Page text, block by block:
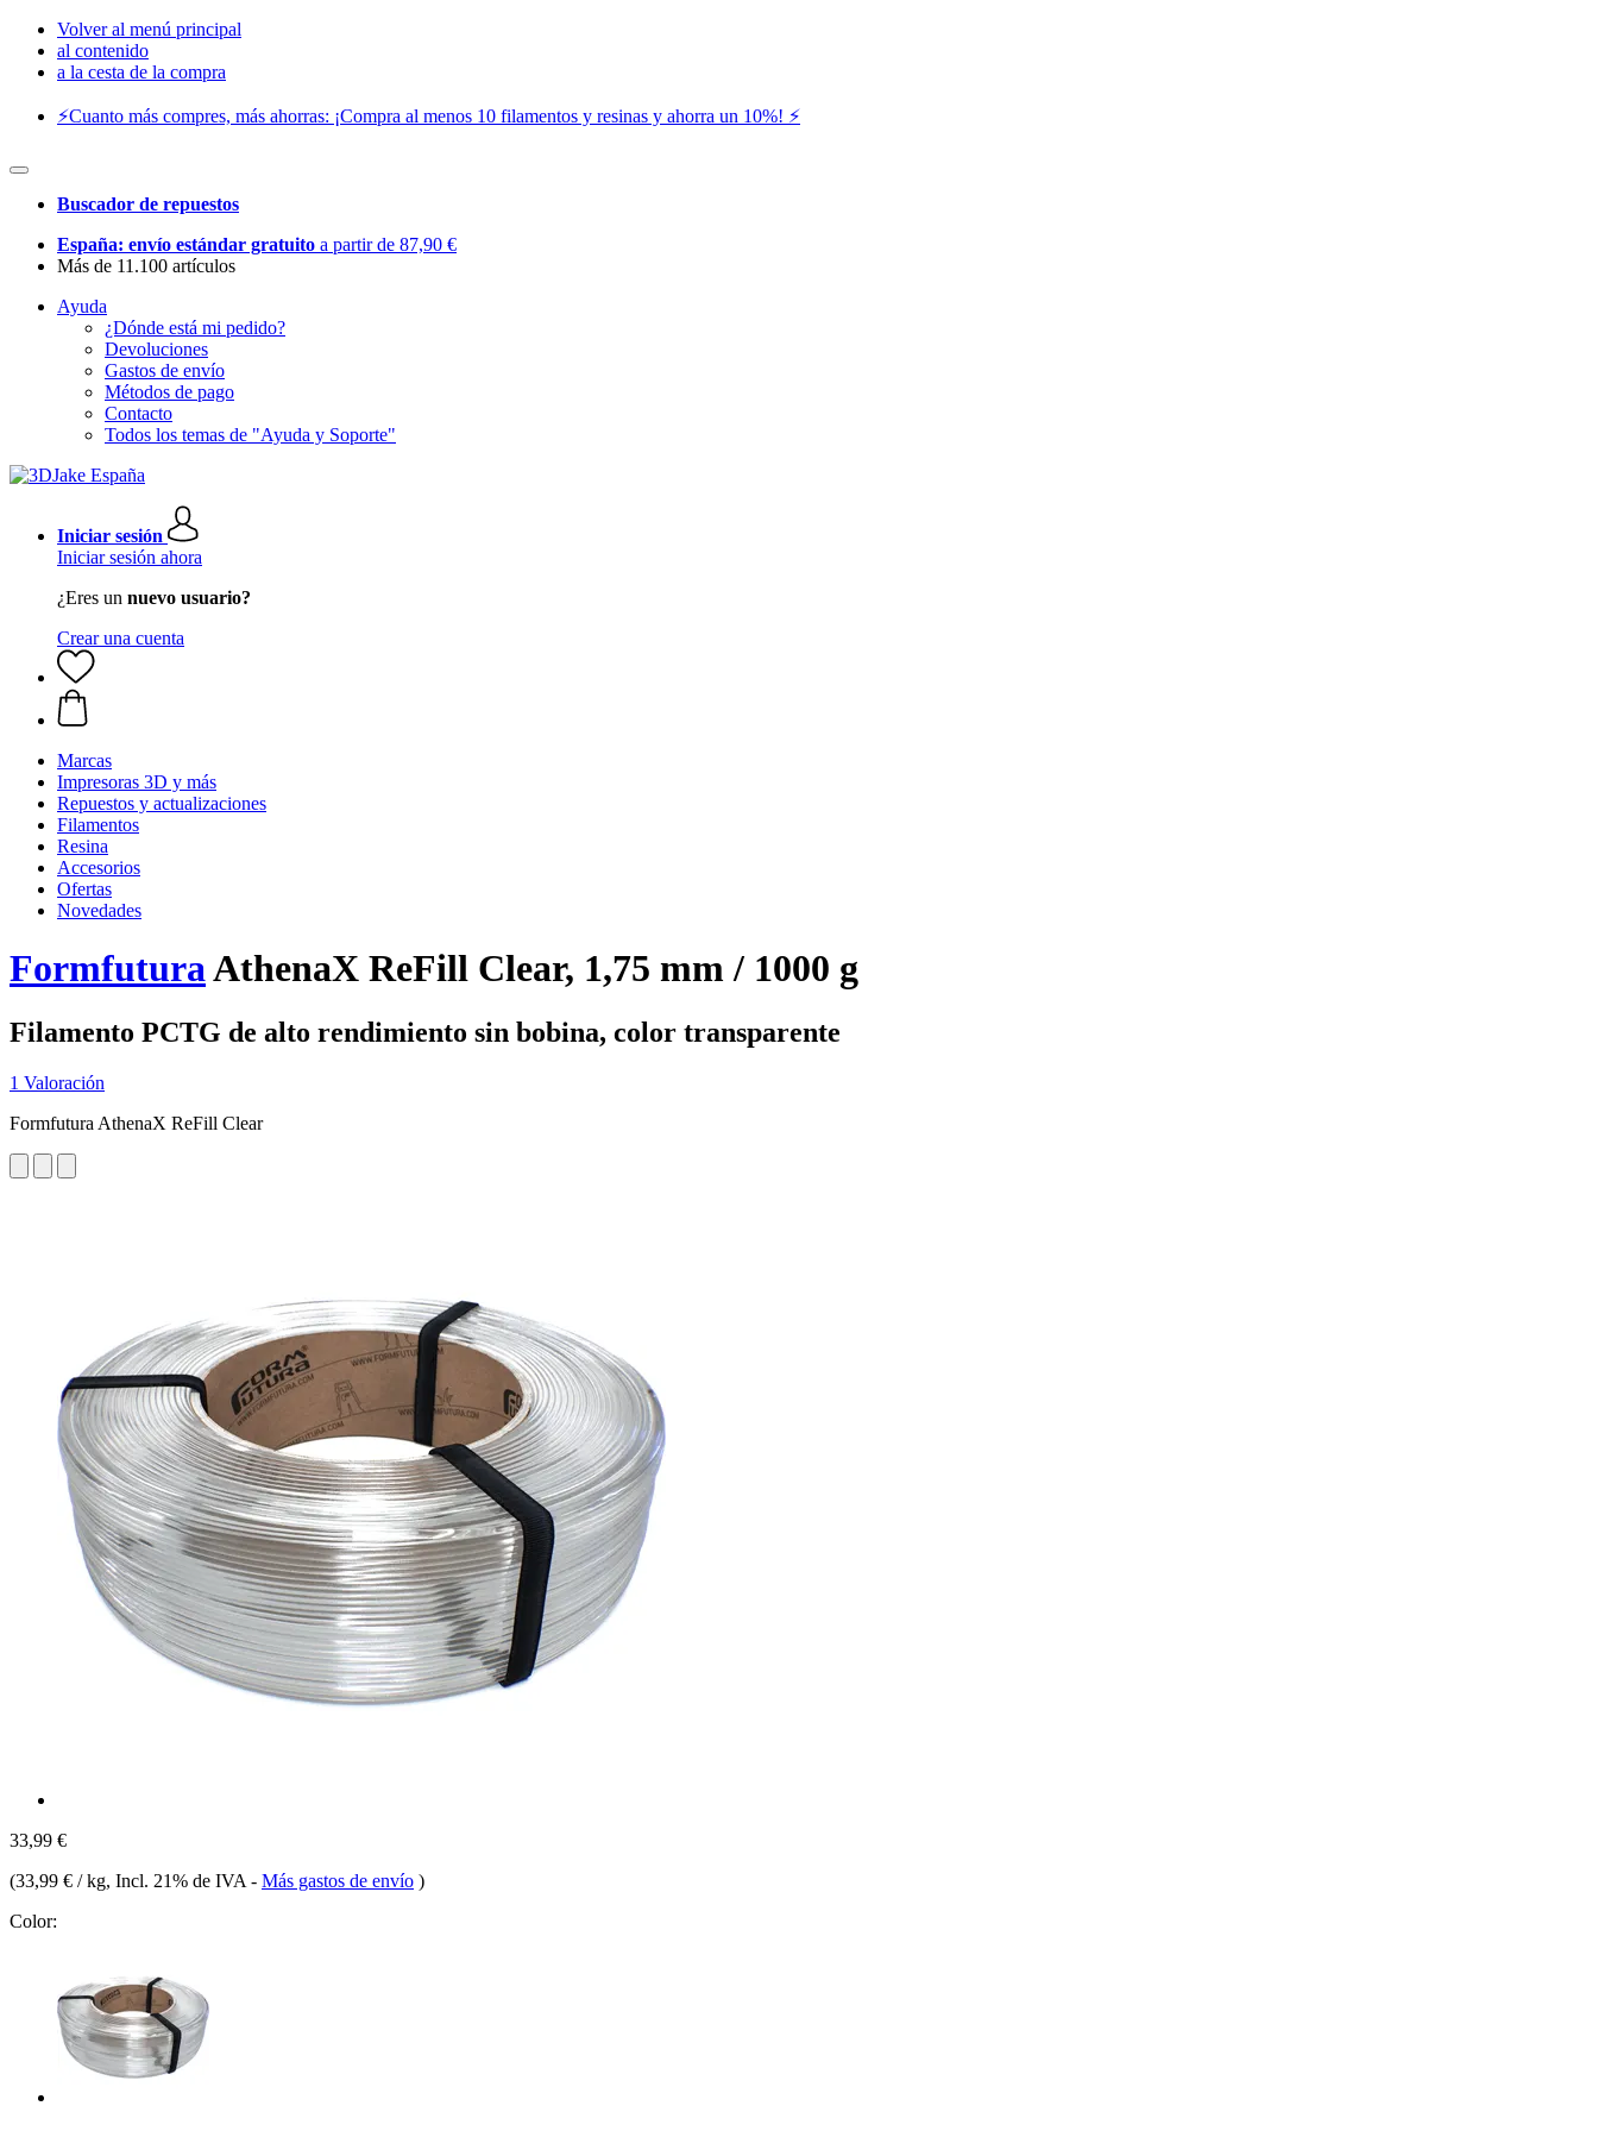
Volver al menú principal
al contenido
a la cesta de la compra
⚡️Cuanto más compres, más ahorras: ¡Compra al menos 10 filamentos y resinas y ahorra un 10%! ⚡️
Buscador de repuestos
España: envío estándar gratuito a partir de 87,90 €
Más de 11.100 artículos
Ayuda
¿Dónde está mi pedido?
Devoluciones
Gastos de envío
Métodos de pago
Contacto
Todos los temas de "Ayuda y Soporte"
Iniciar sesión
Iniciar sesión ahora
¿Eres un nuevo usuario?
Crear una cuenta
Marcas
Impresoras 3D y más
Repuestos y actualizaciones
Filamentos
Resina
Accesorios
Ofertas
Novedades
FormfuturaAthenaX ReFill Clear, 1,75 mm / 1000 g
Filamento PCTG de alto rendimiento sin bobina, color transparente
1 Valoración
Formfutura AthenaX ReFill Clear
33,99 €
(33,99 € / kg, Incl. 21% de IVA - Más gastos de envío )
Color: